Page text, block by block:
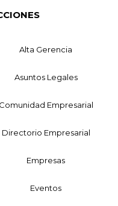
Alta Gerencia
Asuntos Legales
Comunidad Empresarial
Directorio Empresarial
Empresas
Eventos